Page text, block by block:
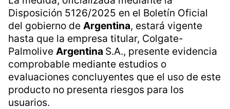
Disposición 5126/2025 en el Boletín Oficial
del gobierno de Argentina, estará vigente
hasta que la empresa titular, Colgate-
Palmolive Argentina S.A., presente evidencia
comprobable mediante estudios o
evaluaciones concluyentes que el uso de este
producto no presenta riesgos para los
usuarios.